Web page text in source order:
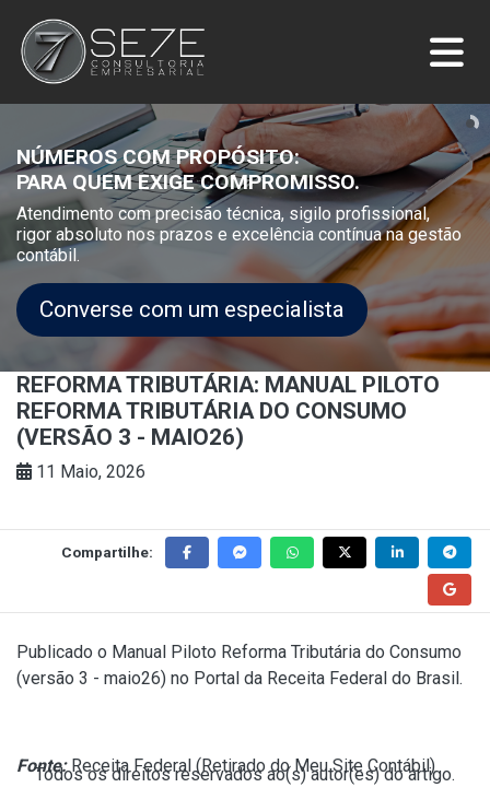
NÚMEROS COM PROPÓSITO:
PARA QUEM EXIGE COMPROMISSO.
Atendimento com precisão técnica, sigilo profissional,
rigor absoluto nos prazos e excelência contínua na gestão
contábil.
Converse com um especialista
REFORMA TRIBUTÁRIA: MANUAL PILOTO
REFORMA TRIBUTÁRIA DO CONSUMO
(VERSÃO 3 - MAIO26)
11 Maio, 2026
Compartilhe:
Publicado o Manual Piloto Reforma Tributária do Consumo
(versão 3 - maio26) no Portal da Receita Federal do Brasil.
Fonte:Receita Federal (Retirado do Meu Site Contábil)
Todos os direitos reservados ao(s) autor(es) do artigo.